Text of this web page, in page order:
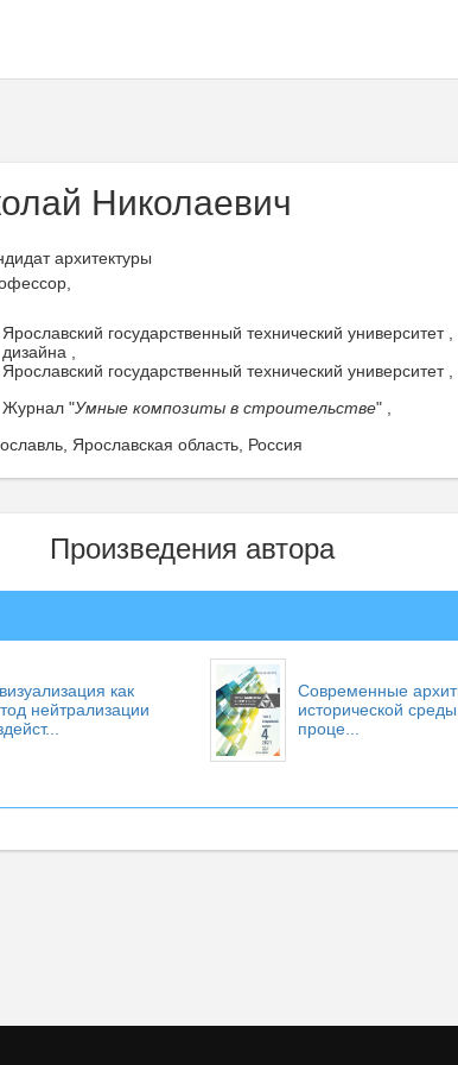
Николаевич
архитектуры
Ярославский государственный технический
дизайна ,
Ярославский государственный технический
Журнал "Умные композиты в строительстве" ,
Ярославская область, Россия
Произведения автора
как
нейтрализации
Современные
исторической
проце...